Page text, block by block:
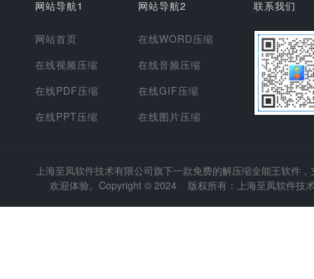
网站导航1
网站首页
在线视频压缩
在线PDF压缩
在线PPT压缩
网站导航2
在线WORD压缩
在线音频压缩
在线GIF压缩
在线图片压缩
联系我们
上海至凤软件技术有限公司旗下一款免费的解压缩全能王软件
欢迎体验。Copyright © 2024 版权所有：上海至凤软件技